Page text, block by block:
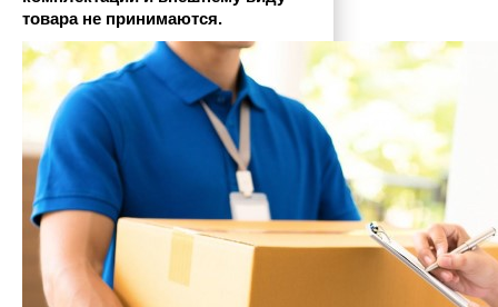
товара не принимаются.